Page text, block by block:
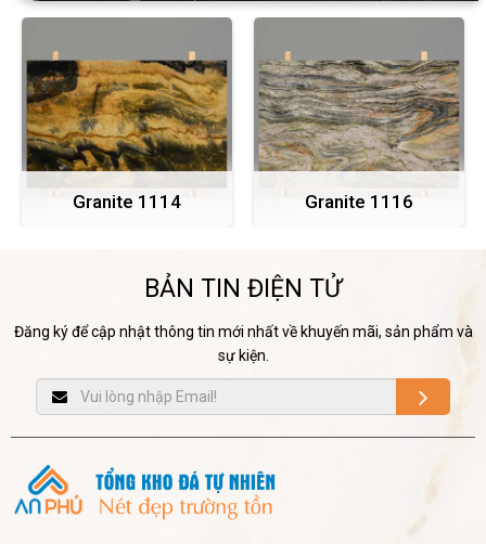
Granite 1116 Granite
BẢN TIN ĐIỆN TỬ
Đăng ký để cập nhật thông tin mới nhất về khuyến mãi, sản phẩm và
sự kiện.